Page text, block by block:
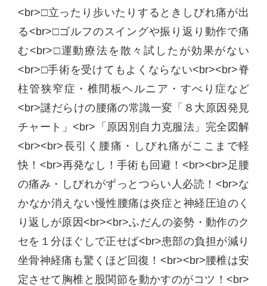
<br>□立ったり歩いたりするときしびれ痛が出
る<br>□ゴルフのスイングや振り返り動作で痛
む<br>□運動療法を散々試したが効果がない
<br>□手術を受けてもよくならない<br><br>脊
柱管狭窄症・椎間板ヘルニア・すべり症など
<br>謎だらけの腰痛の常識一変「８大原因発見
チャート」<br>「原因別自力克服法」完全図解
<br><br>長引く腰痛・しびれ痛がここまで軽
快！<br>再発なし！手術も回避！<br><br>足腰
の痛み・しびれがずっとつらい人必読！<br>な
かなか消えない慢性腰痛は炎症と神経圧迫のく
り返しが原因<br><br>ふだんの姿勢・動作のク
セを１分ほぐしで正せば<br>患部の負担が減り
坐骨神経痛も驚くほど回復！<br><br>腰椎は安
定させて胸椎と股関節を動かすのがコツ！<br>